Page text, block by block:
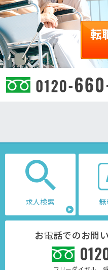
求人検索
お電話でのお問